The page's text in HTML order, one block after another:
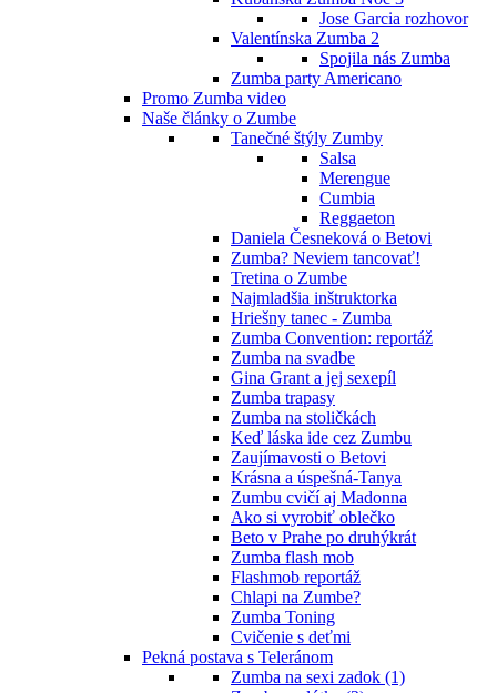
Jose Garcia rozhovor
Valentínska Zumba 2
Spojila nás Zumba
Zumba party Americano
Promo Zumba video
Naše články o Zumbe
Tanečné štýly Zumby
Salsa
Merengue
Cumbia
Reggaeton
Daniela Česneková o Betovi
Zumba? Neviem tancovať!
Tretina o Zumbe
Najmladšia inštruktorka
Hriešny tanec - Zumba
Zumba Convention: reportáž
Zumba na svadbe
Gina Grant a jej sexepíl
Zumba trapasy
Zumba na stoličkách
Keď láska ide cez Zumbu
Zaujímavosti o Betovi
Krásna a úspešná-Tanya
Zumbu cvičí aj Madonna
Ako si vyrobiť oblečko
Beto v Prahe po druhýkrát
Zumba flash mob
Flashmob reportáž
Chlapi na Zumbe?
Zumba Toning
Cvičenie s deťmi
Pekná postava s Teleránom
Zumba na sexi zadok (1)